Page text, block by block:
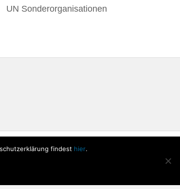
UN Sonderorganisationen
findest hier.